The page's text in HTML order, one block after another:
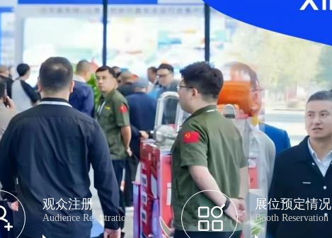
观众注册
Audience Registration
展位预定情况
Booth Reservation